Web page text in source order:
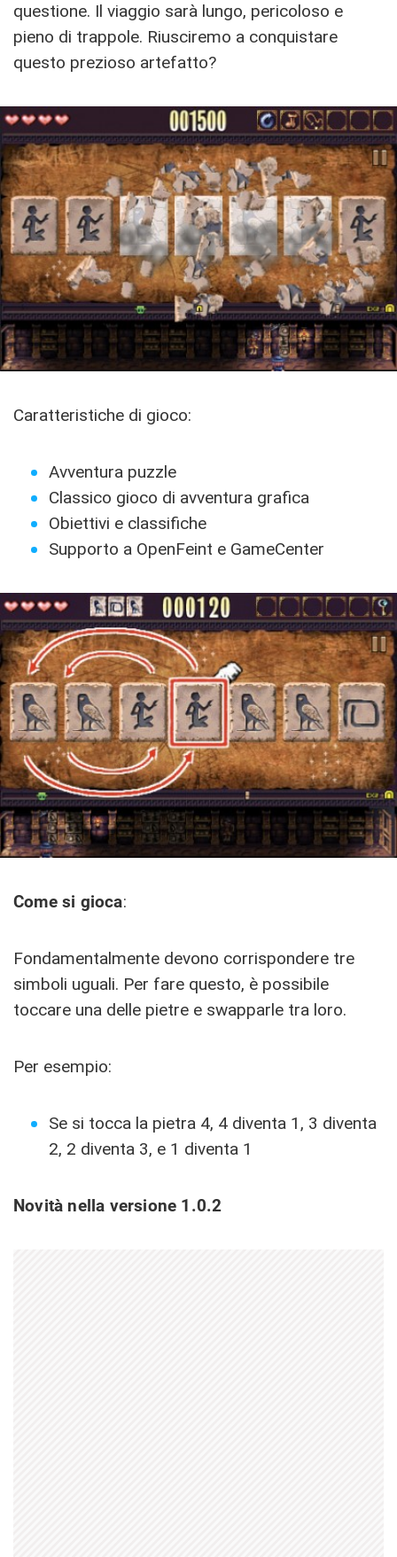
questione. Il viaggio sarà lungo, pericoloso e
pieno di trappole. Riusciremo a conquistare
questo prezioso artefatto?
Caratteristiche di gioco:
Avventura puzzle
Classico gioco di avventura grafica
Obiettivi e classifiche
Supporto a OpenFeint e GameCenter
Come si gioca:
Fondamentalmente devono corrispondere tre
simboli uguali. Per fare questo, è possibile
toccare una delle pietre e swapparle tra loro.
Per esempio:
Se si tocca la pietra 4, 4 diventa 1, 3 diventa
2, 2 diventa 3, e 1 diventa 1
Novità nella versione 1.0.2